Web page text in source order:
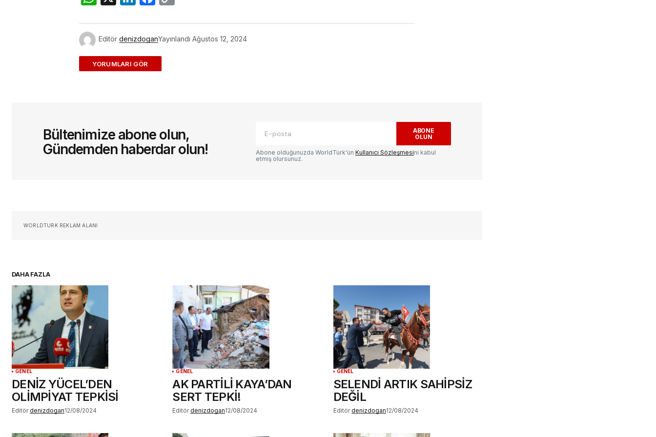
Editör denizdoganYayınlandı Ağustos 12, 2024
ADD A COMMENT
Yorum*
Bültenimize abone olun,
Gündemden haberdar olun!
ABONE
OLUN
Abone olduğunuzda WorldTürk'ün Kullanıcı Sözleşmesini kabul
etmiş olursunuz.
WORLDTURK REKLAM ALANI
DAHA FAZLA
GENEL
DENİZ YÜCEL’DEN
OLİMPİYAT TEPKİSİ
Editör denizdogan12/08/2024
GENEL
AK PARTİLİ KAYA’DAN
SERT TEPKİ!
Editör denizdogan12/08/2024
GENEL
SELENDİ ARTIK SAHİPSİZ
DEĞİL
Editör denizdogan12/08/2024